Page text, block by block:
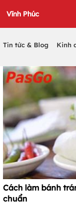
Tin tức & Blog Kinh
Cách làm bánh
chuẩn